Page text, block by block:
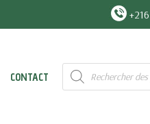
CONTACT
Recherche
de
produits